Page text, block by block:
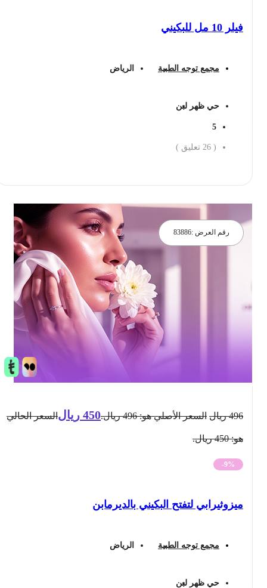
فيلر 10 مل للبكيني
مجمع توجه الطبية الرياض
حي ظهر لبن
26 تعليق )
رقم العرض :83886
ريال السعر الأصلي هو: 496 ريال. 450 ريال السعر الحالي
-9%
ميزوثيرابي لتفتح البكيني بالديرمابن
مجمع توجه الطبية الرياض
حي ظهر لبن